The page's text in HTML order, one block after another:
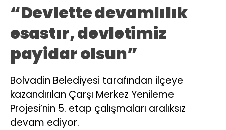
“Devlette devamlılık
esastır, devletimiz
payidar olsun”
Bolvadin Belediyesi tarafından ilçeye
kazandırılan Çarşı Merkez Yenileme
Projesi’nin 5. etap çalışmaları aralıksız
devam ediyor.